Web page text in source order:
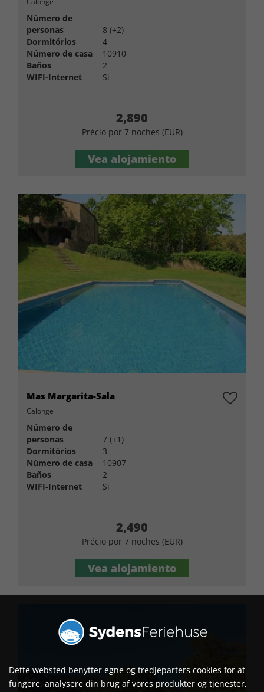
Número de
personas
8 (+2)
Dormitórios
4
Número de casa
10910
Baños
2
WIFI-Internet
Si
2,890
Précio por 7 noches (EUR)
Vea alojamiento
Mas Margarita-Sala
Calonge
Número de
personas
7 (+1)
Dormitórios
3
Número de casa
10907
Baños
2
WIFI-Internet
Si
2,490
Précio por 7 noches (EUR)
Vea alojamiento
Dette websted benytter egne og tredjeparters cookies for at
fungere, analysere din brug af vores produkter og tjenester,